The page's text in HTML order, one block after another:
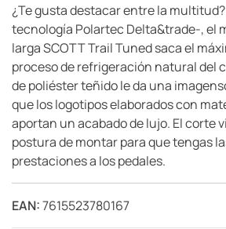
¿Te gusta destacar entre la
tecnología Polartec Delta&trade-, el
larga SCOTT Trail Tuned saca el
proceso de refrigeración natural del
de poliéster teñido le da una
que los logotipos elaborados con
aportan un acabado de lujo. El corte
postura de montar para que tengas
prestaciones a los pedales.
EAN:7615523780167